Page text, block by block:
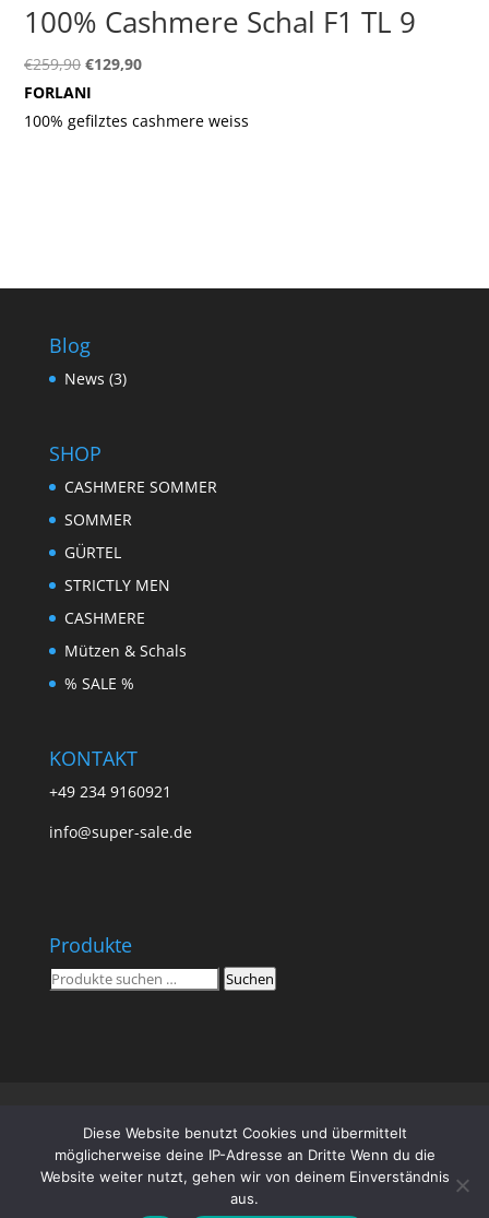
100% Cashmere Schal F1 TL 9
€259,90 Ursprünglicher
Preis
war:
€129,90Aktueller
ist:
FORLANI
100% gefilztes cashmere weiss
Blog
News (3)
SHOP
CASHMERE SOMMER
SOMMER
GÜRTEL
STRICTLY MEN
CASHMERE
Mützen & Schals
% SALE %
KONTAKT
+49 234 9160921
info@super-sale.de
Produkte
Suchen
Suchen
AGB
Vertrag widerrufen
Diese Website benutzt Cookies und übermittelt
möglicherweise deine IP-Adresse an Dritte Wenn du die
Website weiter nutzt, gehen wir von deinem Einverständnis
aus.